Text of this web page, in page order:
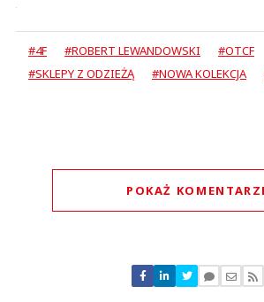
#4F #ROBERT LEWANDOWSKI #OTCF
#SKLEPY Z ODZIEŻĄ
#NOWA KOLEKCJA
POKAŻ
Nie znaleziono komentarzy
Zostaw swoje